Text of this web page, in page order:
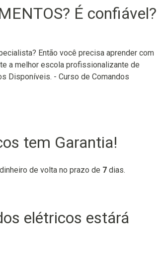
É confiável?
Então você precisa aprender com
a melhor escola profissionalizante de
Disponíveis. - Curso de Comandos
tem Garantia!
de volta no prazo de 7 dias.
elétricos estárá